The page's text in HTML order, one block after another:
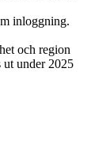
inloggning.
och region
ut under 2025